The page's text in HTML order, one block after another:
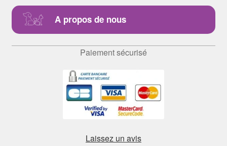
A propos de nous
Paiement sécurisé
Laissez un avis